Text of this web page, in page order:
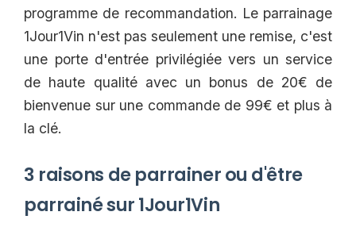
programme de recommandation. Le parrainage
1Jour1Vin n'est pas seulement une remise, c'est
une porte d'entrée privilégiée vers un service
de haute qualité avec un bonus de 20€ de
bienvenue sur une commande de 99€ et plus à
la clé.
3 raisons de parrainer ou d'être
parrainé sur 1Jour1Vin